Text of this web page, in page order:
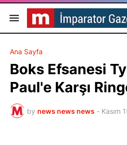
Ana Sayfa
Boks Efsanesi
Paul'e Karşı
by news news news - Kasım